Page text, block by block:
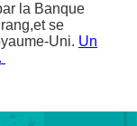
la Banque
se
Uni. Un
.